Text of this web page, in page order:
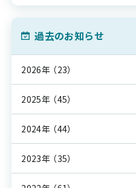
過去のお知らせ
2026年 （23）
2025年 （45）
2024年 （44）
2023年 （35）